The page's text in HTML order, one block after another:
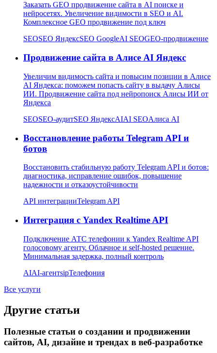
Заказать GEO продвижение сайта в AI поиске и
нейросетях. Увеличение видимости в SEO и AI.
Комплексное GEO продвижение под ключ
SEOSEO ЯндексSEO GoogleAI SEOGEO-продвижение
Продвижение сайта в Алисе AI Яндекс
Увеличим видимость сайта и повысим позиции в Алисе
AI Яндекса: поможем попасть сайту в выдачу Алисы
ИИ. Продвижение сайта под нейропоиск Алисы ИИ от
Яндекса
SEOSEO-аудитSEO ЯндексAIAI SEOАлиса AI
Восстановление работы Telegram API и
ботов
Восстановить стабильную работу Telegram API и ботов:
диагностика, исправление ошибок, повышение
надежности и отказоустойчивости
API интеграцииTelegram API
Интеграция с Yandex Realtime API
Подключение АТС телефонии к Yandex Realtime API
голосовому агенту. Облачное и self-hosted решение.
Минимальная задержка, полный контроль
AIAI-агентsipТелефония
Все услуги
Другие статьи
Полезные статьи о создании и продвижении
сайтов, AI, дизайне и трендах в веб-разработке